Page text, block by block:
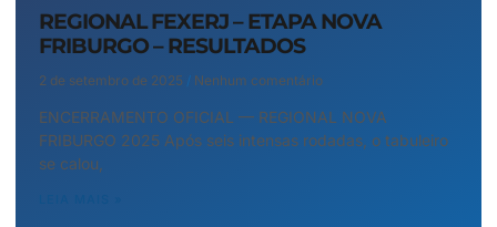
REGIONAL FEXERJ – ETAPA NOVA
FRIBURGO – RESULTADOS
2 de setembro de 2025 Nenhum comentário
ENCERRAMENTO OFICIAL — REGIONAL NOVA
FRIBURGO 2025 Após seis intensas rodadas, o tabuleiro
se calou,